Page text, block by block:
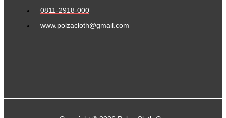
0811-2918-000
www.polzacloth@gmail.com